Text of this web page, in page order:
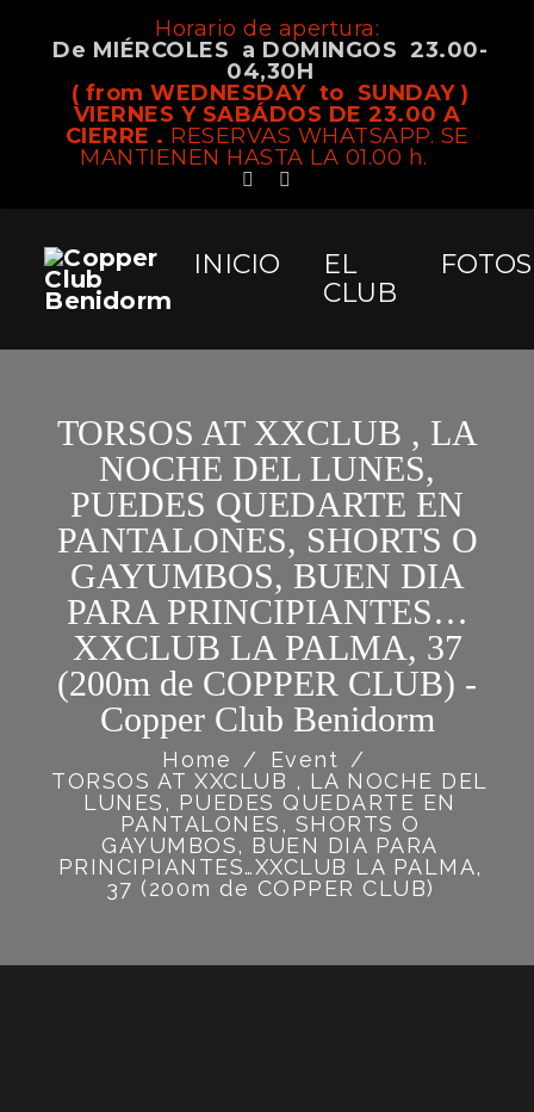
Horario de apertura:
De MIÉRCOLES a DOMINGOS 23.00-
04,30H
( from WEDNESDAY to SUNDAY )
VIERNES Y SABÁDOS DE 23.00 A
CIERRE . RESERVAS WHATSAPP. SE
MANTIENEN HASTA LA 01.00 h.
INICIO
EL
CLUB
FOTOS
TORSOS AT XXCLUB , LA
NOCHE DEL LUNES,
PUEDES QUEDARTE EN
PANTALONES, SHORTS O
GAYUMBOS, BUEN DIA
PARA PRINCIPIANTES…
XXCLUB LA PALMA, 37
(200m de COPPER CLUB) -
Copper Club Benidorm
Home / Event /
TORSOS AT XXCLUB , LA NOCHE DEL
LUNES, PUEDES QUEDARTE EN
PANTALONES, SHORTS O
GAYUMBOS, BUEN DIA PARA
PRINCIPIANTES…XXCLUB LA PALMA,
37 (200m de COPPER CLUB)